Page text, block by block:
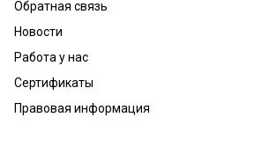
Обратная связь
Новости
Работа у нас
Сертификаты
Правовая информация